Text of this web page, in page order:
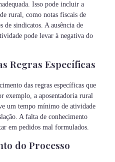
Isso pode incluir a
rural, como notas fiscais de
de sindicatos. A ausência de
pode levar à negativa do
Regras Específicas
das regras específicas que
exemplo, a aposentadoria rural
um tempo mínimo de atividade
A falta de conhecimento
em pedidos mal formulados.
do Processo